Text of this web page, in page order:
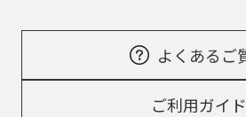
よくあるご
ご利用ガイド